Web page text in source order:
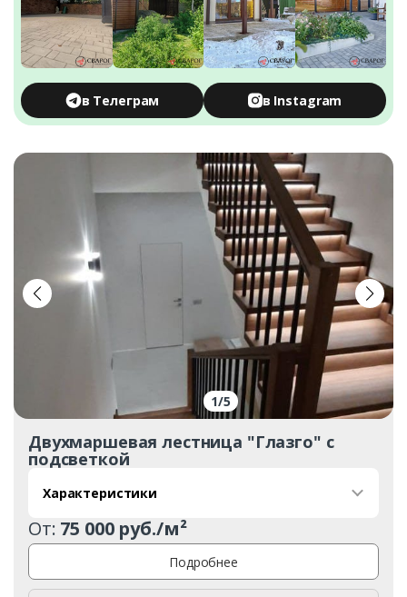
в Телеграм в Instagram
1/5
Двухмаршевая лестница "Глазго" с
подсветкой
Характеристики
От: 75 000 руб./м²
Подробнее